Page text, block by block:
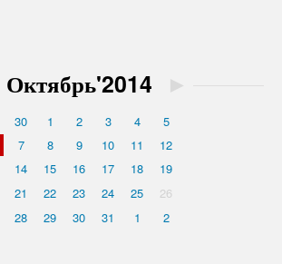
Октябрь'2014 ►
30 1 2 3 4
5
7 8 9 10 11
12
14 15 16 17 18
19
21 22 23 24 25
26
28 29 30 31 1 2